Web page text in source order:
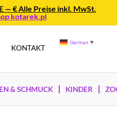
— € Alle Preise inkl. MwSt.
kotarek.pl
KONTAKT
German ▼
& SCHMUCK KINDER